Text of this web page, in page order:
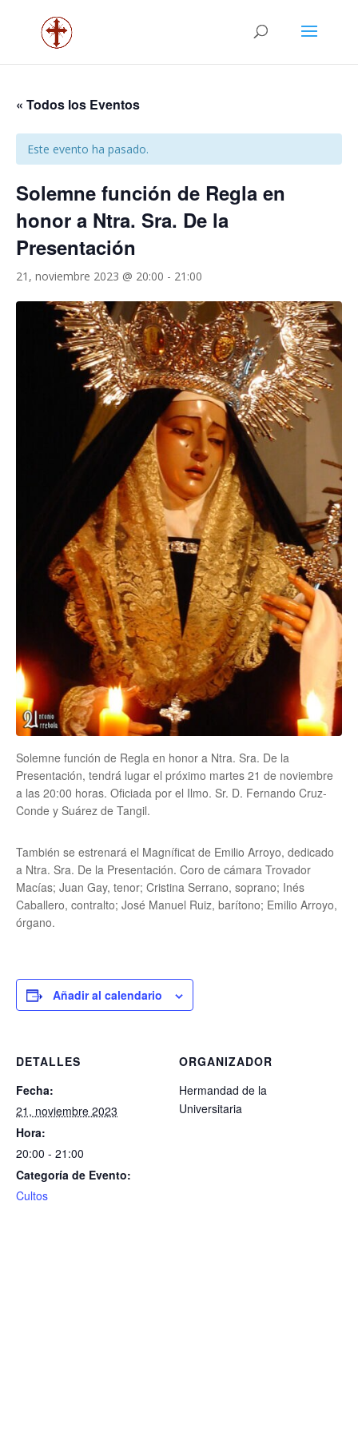
« Todos los Eventos
Este evento ha pasado.
Solemne función de Regla en
honor a Ntra. Sra. De la
Presentación
21, noviembre 2023 @ 20:00 - 21:00
Solemne función de Regla en honor a Ntra. Sra. De la
Presentación, tendrá lugar el próximo martes 21 de noviembre
a las 20:00 horas. Oficiada por el Ilmo. Sr. D. Fernando Cruz-
Conde y Suárez de Tangil.
También se estrenará el Magníficat de Emilio Arroyo, dedicado
a Ntra. Sra. De la Presentación. Coro de cámara Trovador
Macías; Juan Gay, tenor; Cristina Serrano, soprano; Inés
Caballero, contralto; José Manuel Ruiz, barítono; Emilio Arroyo,
órgano.
Añadir al calendario
DETALLES
Fecha:
21, noviembre 2023
Hora:
20:00 - 21:00
Categoría de Evento:
Cultos
ORGANIZADOR
Hermandad de la
Universitaria